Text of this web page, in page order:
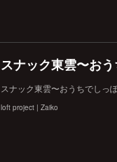
スナック東雲〜お
スナック東雲〜おうちでしっ
loft project | Zaiko